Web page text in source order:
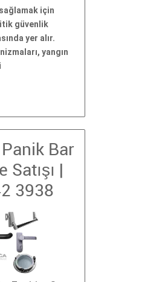
için
güvenlik
yer alır.
yangın
Bar
|
3938